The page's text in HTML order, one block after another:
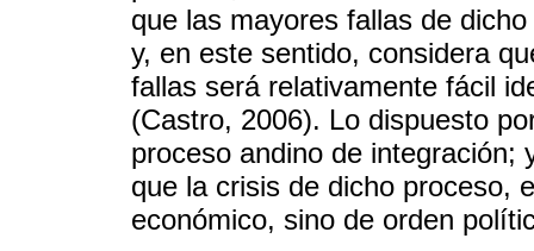
que las mayores fallas de
y, en este sentido, considera
fallas será relativamente fácil
(Castro, 2006). Lo dispuesto
proceso andino de integración;
que la crisis de dicho proceso,
económico, sino de orden